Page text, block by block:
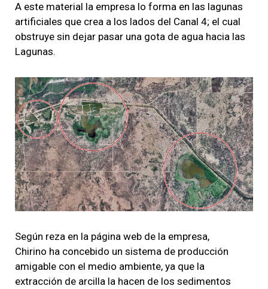
A este material la empresa lo forma en las lagunas
artificiales que crea a los lados del Canal 4; el cual
obstruye sin dejar pasar una gota de agua hacia las
Lagunas.
Según reza en la página web de la empresa,
Chirino ha concebido un sistema de producción
amigable con el medio ambiente, ya que la
extracción de arcilla la hacen de los sedimentos